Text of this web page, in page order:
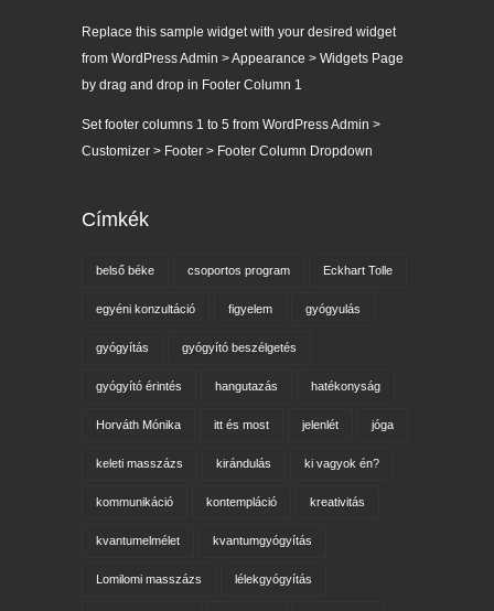
Replace this sample widget with your desired widget
from WordPress Admin > Appearance > Widgets Page
by drag and drop in Footer Column 1
Set footer columns 1 to 5 from WordPress Admin >
Customizer > Footer > Footer Column Dropdown
Címkék
belső béke csoportos program Eckhart Tolle
egyéni konzultáció figyelem gyógyulás
gyógyítás gyógyító beszélgetés
gyógyító érintés hangutazás hatékonyság
Horváth Mónika itt és most jelenlét jóga
keleti masszázs kirándulás ki vagyok én?
kommunikáció kontempláció kreativitás
kvantumelmélet kvantumgyógyítás
Lomilomi masszázs lélekgyógyítás